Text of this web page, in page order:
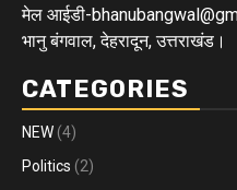
मेल आईडी-
भानु बंगवाल, देहरादून, उत्तराखंड।
CATEGORIES
NEW (4)
Politics (2)